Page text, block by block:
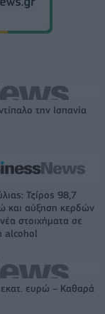
την Ισπανία
Τζίρος 98,7
και αύξηση κερδών
στοιχήματα σε
alcohol
ευρώ – Καθαρά